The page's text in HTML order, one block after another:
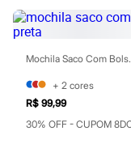
Biquínis e Maiôs
Blusas de proteção
Personagens
Bluey
Disney
Hello Kitty
Homem Aranha
+ 2 cores
R$ 99,99
30% OFF - CUPOM